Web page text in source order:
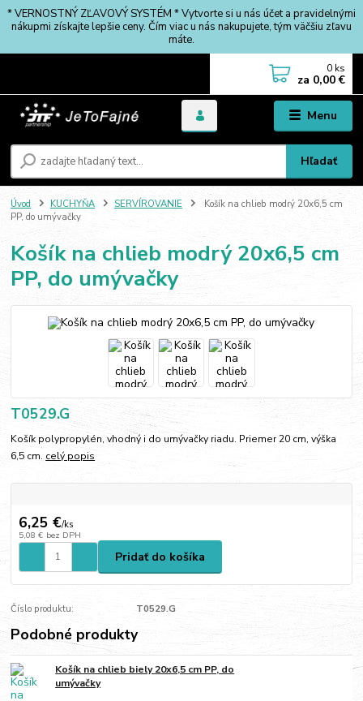
* VERNOSTNÝ ZĽAVOVÝ SYSTÉM * Vytvorte si u nás účet a pravidelnými
nákupmi získajte lepšie ceny. Čím viac u nás nakupujete, tým väčšiu zľavu
máte.
Menu
Hľadať
0 ks
za 0,00 €
Úvod KUCHYŇA SERVÍROVANIE
Košík na chlieb modrý 20x6,5 cm
PP, do umývačky
Košík na chlieb modrý 20x6,5 cm
PP, do umývačky
T0529.G
Košík polypropylén, vhodný i do umývačky riadu. Priemer 20 cm, výška
6,5 cm. celý popis
6,25 €/ks
5,08 € bez DPH
Pridať do košíka
Číslo produktu: T0529.G
Podobné produkty
Košík na chlieb biely 20x6,5 cm PP, do
umývačky